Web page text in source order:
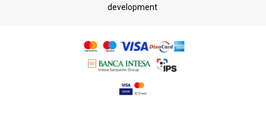
development